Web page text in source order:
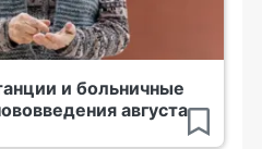
и больничные
августа